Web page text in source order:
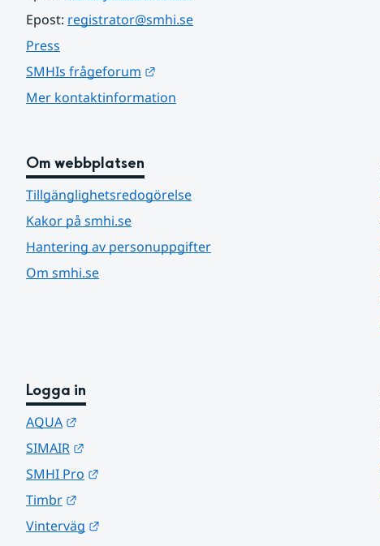
Epost: registrator@smhi.se
Press
SMHIs frågeforum
Mer kontaktinformation
Om webbplatsen
Tillgänglighetsredogörelse
Kakor på smhi.se
Hantering av personuppgifter
Om smhi.se
Logga in
AQUA
SIMAIR
SMHI Pro
Timbr
Vinterväg